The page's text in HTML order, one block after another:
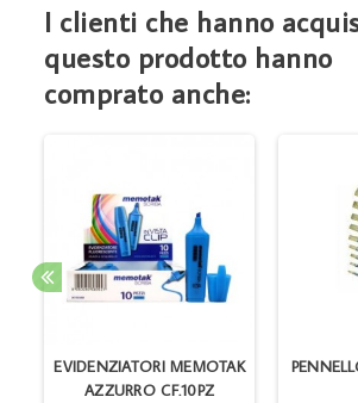
I clienti che hanno
questo prodotto hanno
comprato anche:
EVIDENZIATORI MEMOTAK
AZZURRO CF.10PZ